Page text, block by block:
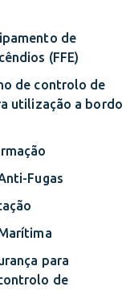
de
(FFE)
de controlo de
utilização a bordo
Fugas
para
de